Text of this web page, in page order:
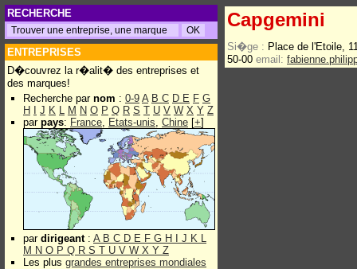
RECHERCHE
ENTREPRISES
D�couvrez la r�alit� des entreprises et
des marques!
Recherche par nom : 0-9 A B C D E F G
H
J K L M N O P Q R S T U V W X Y Z
par pays: France, Etats-unis, Chine [+]
par dirigeant: A B C D E F G H J K L
M N O P Q R S T U V W X Y Z
Les plus grandes entreprises mondiales
Capgemini
Si�ge : Place de l'Etoile,
50-00 email: